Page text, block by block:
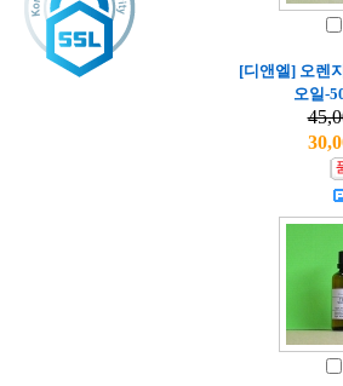
[디앤엘] 오렌
오일-